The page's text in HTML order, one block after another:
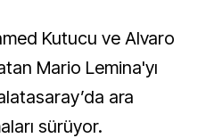
Kutucu ve Alvaro
Mario Lemina'yı
ara
sürüyor.